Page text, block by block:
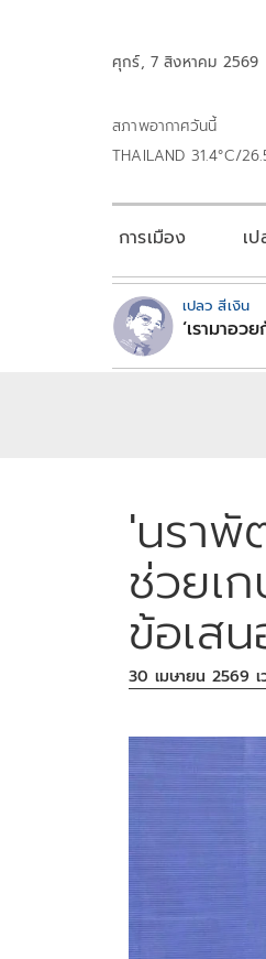
ศุกร์, 7 สิงหาคม 2569
สภาพอากาศวันนี้
THAILAND 31.4°C/
การเมือง เ
เปลว สีเงิน
‘เรามาอว
'นราพั
ช่วยเ
ข้อเส
30 เมษายน 2569 เ